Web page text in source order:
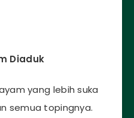
Diaduk
yang lebih suka
semua topingnya.